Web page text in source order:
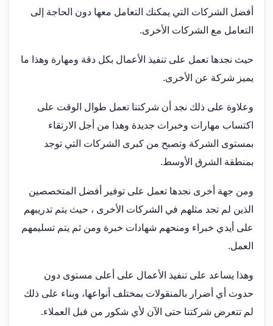
أفضل الشركات التي يمكنك التعامل معها دون الحاجة إلى
التعامل مع الشركات الأخرى.
حيث نجدها تعمل على تنفيذ الأعمال بكل دقة ومهارة وهذا ما
يميز شركة عن الأخرى.
وعلاوة على ذلك نجد أن شركتنا تعمل طوال الوقت على
اكتساب مهارات وخبرات جديدة وهذا من أجل الارتقاء
بمستوى الشركة وتصبح من كبرى الشركات التي توجد
بمنطقة الشرق الأوسط.
ومن جهة أخرى نجدها تعمل على توفير أفضل المتخصصين
الذين لم تجد مثلهم في الشركات الأخرى ، حيث يتم تدريبهم
على أيدي خبراء ومنحهم شهادات خبرة ومن ثم يتم تسليمهم
العمل.
وهذا يساعد على تنفيذ الأعمال على أعلى مستوى دون
حدوث أي أضرار بالمنقولات بمختلف أنواعها، وبناء على ذلك
لم تتعرض شركتنا حتى الآن لأي شكور من قبل العملاء.